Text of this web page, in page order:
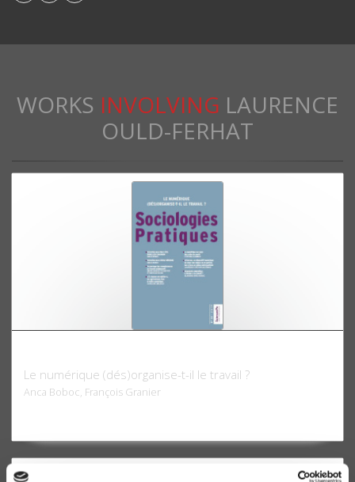
WORKS INVOLVING LAURENCE
OULD-FERHAT
Le numérique (dés)organise-t-il le travail ?
Anca Boboc, François Granier